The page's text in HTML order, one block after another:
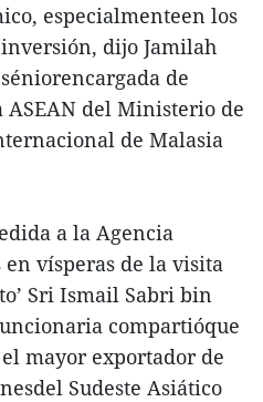
especialmenteen los
dijo Jamilah
de
del Ministerio de
de Malasia
a la Agencia
vísperas de la visita
Sri Ismail Sabri bin
compartióque
mayor exportador de
Sudeste Asiático